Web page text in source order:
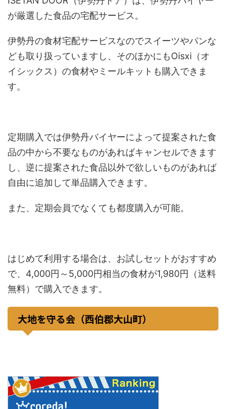
が厳選した食品の宅配サービス。
伊勢丹の食材宅配サービスなのでスイーツやパンな
ども取り扱っていますし、そのほかにもOisxi（オ
イシックス）の食材やミールキットも購入できま
す。
定期購入では伊勢丹バイヤーによって提案された食
品の中から不要なものがあればキャンセルできます
し、逆に提案された食品以外で欲しいものがあれば
自由に追加して単品購入できます。
また、定期会員でなくても都度購入が可能。
はじめて利用する場合は、お試しセットがおすすめ
で、4,000円～5,000円相当の食材が1,980円（送料
無料）で購入できます。
大地を守る会（西伯郡大山町）